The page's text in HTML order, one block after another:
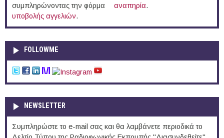
συμπληρώνοντας την φόρμα
υποβολής αγγελιών.
αναπηρία.
FOLLOWME
NEWSLETTER
Συμπληρώστε το e-mail σας και θα λαμβάνετε περιοδικά το